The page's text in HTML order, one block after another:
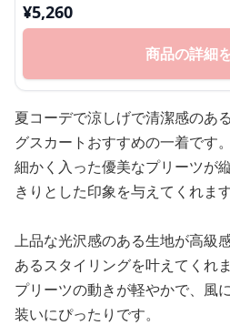
¥5,260
商品の詳細
夏コーデで涼しげで清潔感のあ
グスカートおすすめの一着です。
細かく入った優美なプリーツが
きりとした印象を与えてくれます
上品な光沢感のある生地が高級
あるスタイリングを叶えてくれま
プリーツの動きが軽やかで、風
装いにぴったりです。